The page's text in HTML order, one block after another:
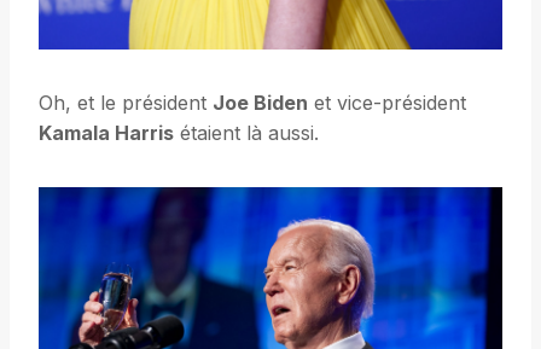
Oh, et le président Joe Biden et vice-président
Kamala Harris étaient là aussi.